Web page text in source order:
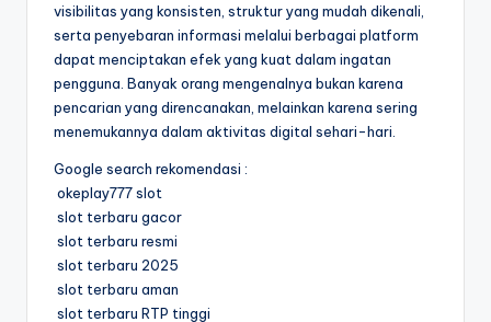
visibilitas yang konsisten, struktur yang mudah dikenali,
serta penyebaran informasi melalui berbagai platform
dapat menciptakan efek yang kuat dalam ingatan
pengguna. Banyak orang mengenalnya bukan karena
pencarian yang direncanakan, melainkan karena sering
menemukannya dalam aktivitas digital sehari-hari.
Google search rekomendasi :
okeplay777 slot
slot terbaru gacor
slot terbaru resmi
slot terbaru 2025
slot terbaru aman
slot terbaru RTP tinggi